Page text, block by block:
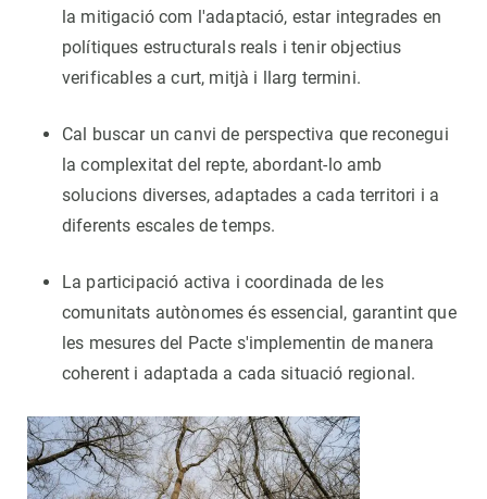
la mitigació com l'adaptació, estar integrades en
polítiques estructurals reals i tenir objectius
verificables a curt, mitjà i llarg termini.
Cal buscar un canvi de perspectiva que reconegui
la complexitat del repte, abordant-lo amb
solucions diverses, adaptades a cada territori i a
diferents escales de temps.
La participació activa i coordinada de les
comunitats autònomes és essencial, garantint que
les mesures del Pacte s'implementin de manera
coherent i adaptada a cada situació regional.